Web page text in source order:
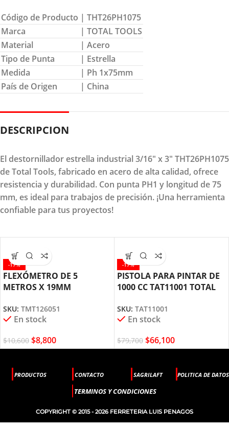
Código de Producto | THT26PH1075
Marca
| TOTAL TOOLS
Material
| Acero
Tipo de Punta
| Estrella
Medida
| Ph 1x75mm
País de Origen
| China
DESCRIPCION
El destornillador estrella industrial 3/16" x 3" THT26PH1075
de Total Tools, fabricado en acero de alta calidad, ofrece
resistencia y durabilidad. Con punta PH1 y longitud de 75
mm, es ideal para trabajos de precisión. ¡Una herramienta
confiable para tus proyectos!
-17%
FLEXÓMETRO DE 5
METROS X 19MM
SKU: TMT126051
En stock
$10,600 $8,800
-17%
PISTOLA PARA PINTAR DE
1000 CC TAT11001 TOTAL
SKU: TAT11001
En stock
$79,700 $66,100
PRODUCTOS CONTACTO SAGRILAFT POLITICA DE DATOS
TERMINOS Y CONDICIONES
COPYRIGHT © 2015 - 2026 FERRETERIA LUIS PENAGOS